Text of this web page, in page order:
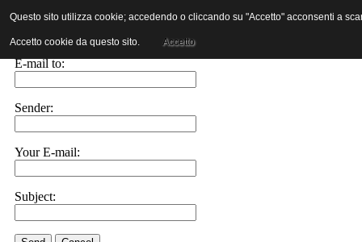
E-mail this link to a friend.
E-mail to:
Sender:
Your E-mail:
Subject:
Questo sito utilizza cookie; accedendo o cliccando su "Accetto" acconsenti a
Accetto cookie da questo sito. Accetto